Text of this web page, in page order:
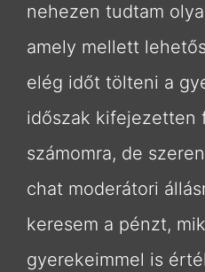
nehezen tudtam
amely mellett
elég időt tölteni a
időszak kifejezetten
számomra, de
chat moderátori
keresem a pénzt,
gyerekeimmel is